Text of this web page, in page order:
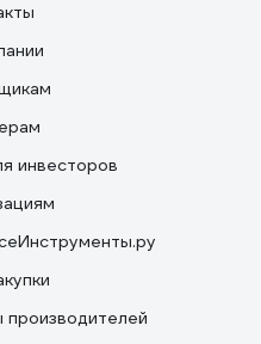
инвесторов